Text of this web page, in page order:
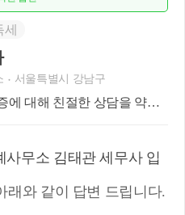
서울특별시 강남구
에 대해 친절한 상담을 약속
사무소 김태관 세무사 입
래와 같이 답변 드립니다.